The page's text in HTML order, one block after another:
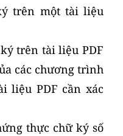
trên một tài liệu
trên tài liệu PDF
các chương trình
liệu PDF cần xác
thực chữ ký số